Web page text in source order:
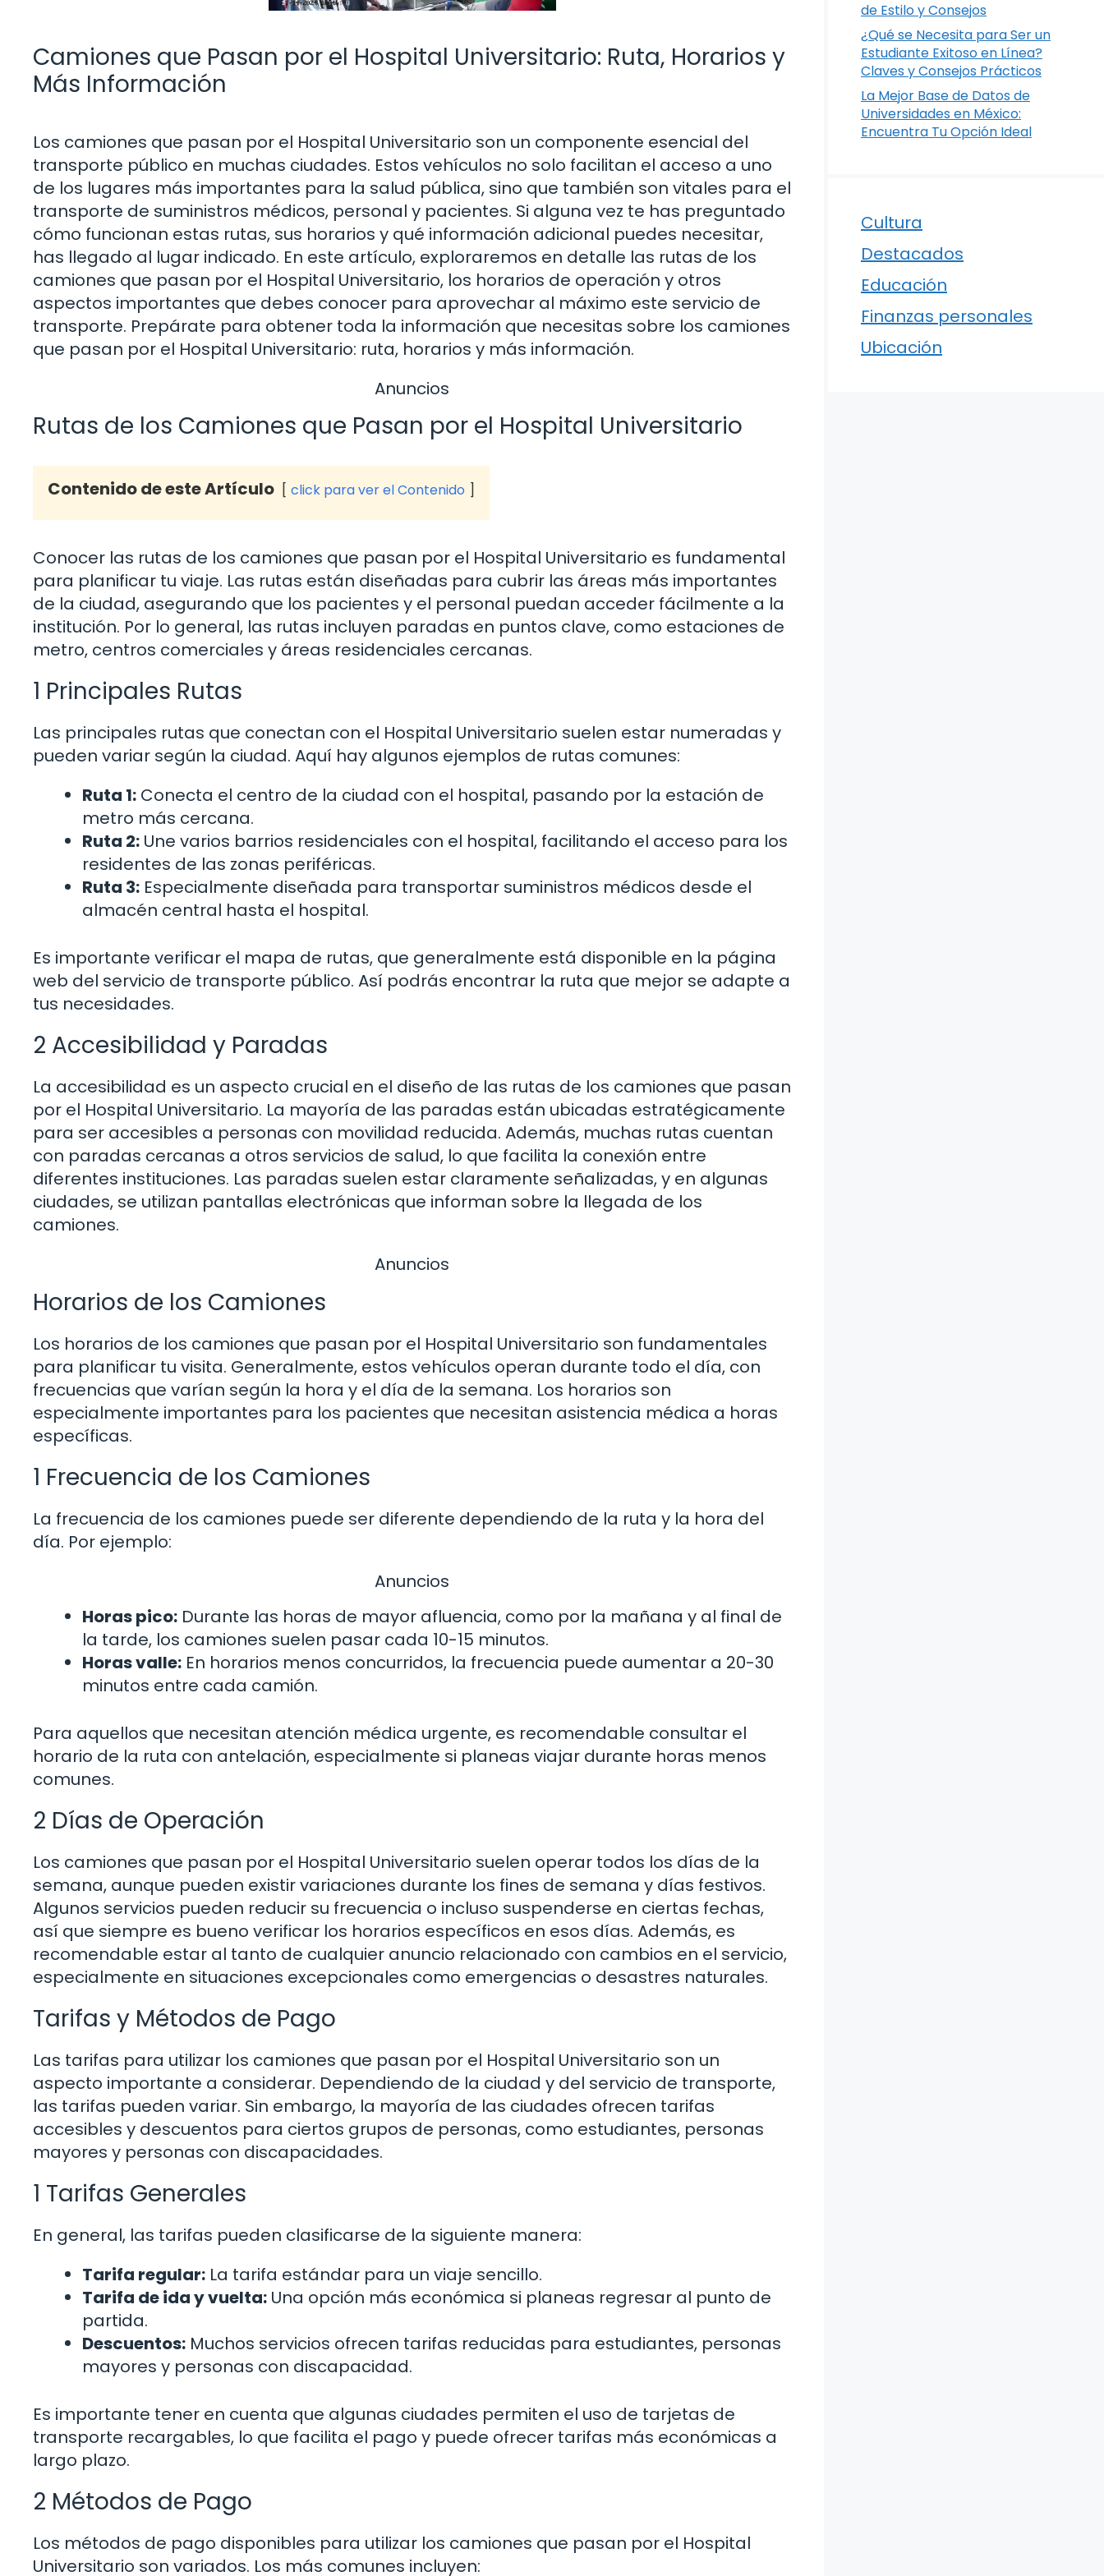
Camiones que Pasan por el Hospital Universitario: Ruta, Horarios y
Más Información
Los camiones que pasan por el Hospital Universitario son un componente esencial del
transporte público en muchas ciudades. Estos vehículos no solo facilitan el acceso a uno
de los lugares más importantes para la salud pública, sino que también son vitales para el
transporte de suministros médicos, personal y pacientes. Si alguna vez te has preguntado
cómo funcionan estas rutas, sus horarios y qué información adicional puedes necesitar,
has llegado al lugar indicado. En este artículo, exploraremos en detalle las rutas de los
camiones que pasan por el Hospital Universitario, los horarios de operación y otros
aspectos importantes que debes conocer para aprovechar al máximo este servicio de
transporte. Prepárate para obtener toda la información que necesitas sobre los camiones
que pasan por el Hospital Universitario: ruta, horarios y más información.
Anuncios
Rutas de los Camiones que Pasan por el Hospital Universitario
Contenido de este Artículo click para ver el Contenido
Conocer las rutas de los camiones que pasan por el Hospital Universitario es fundamental
para planificar tu viaje. Las rutas están diseñadas para cubrir las áreas más importantes
de la ciudad, asegurando que los pacientes y el personal puedan acceder fácilmente a la
institución. Por lo general, las rutas incluyen paradas en puntos clave, como estaciones de
metro, centros comerciales y áreas residenciales cercanas.
1 Principales Rutas
Las principales rutas que conectan con el Hospital Universitario suelen estar numeradas y
pueden variar según la ciudad. Aquí hay algunos ejemplos de rutas comunes:
Ruta 1: Conecta el centro de la ciudad con el hospital, pasando por la estación de
metro más cercana.
Ruta 2: Une varios barrios residenciales con el hospital, facilitando el acceso para los
residentes de las zonas periféricas.
Ruta 3: Especialmente diseñada para transportar suministros médicos desde el
almacén central hasta el hospital.
Es importante verificar el mapa de rutas, que generalmente está disponible en la página
web del servicio de transporte público. Así podrás encontrar la ruta que mejor se adapte a
tus necesidades.
2 Accesibilidad y Paradas
La accesibilidad es un aspecto crucial en el diseño de las rutas de los camiones que pasan
por el Hospital Universitario. La mayoría de las paradas están ubicadas estratégicamente
para ser accesibles a personas con movilidad reducida. Además, muchas rutas cuentan
con paradas cercanas a otros servicios de salud, lo que facilita la conexión entre
diferentes instituciones. Las paradas suelen estar claramente señalizadas, y en algunas
ciudades, se utilizan pantallas electrónicas que informan sobre la llegada de los
camiones.
Anuncios
Horarios de los Camiones
Los horarios de los camiones que pasan por el Hospital Universitario son fundamentales
para planificar tu visita. Generalmente, estos vehículos operan durante todo el día, con
frecuencias que varían según la hora y el día de la semana. Los horarios son
especialmente importantes para los pacientes que necesitan asistencia médica a horas
específicas.
1 Frecuencia de los Camiones
La frecuencia de los camiones puede ser diferente dependiendo de la ruta y la hora del
día. Por ejemplo:
Anuncios
Horas pico: Durante las horas de mayor afluencia, como por la mañana y al final de
la tarde, los camiones suelen pasar cada 10-15 minutos.
Horas valle: En horarios menos concurridos, la frecuencia puede aumentar a 20-30
minutos entre cada camión.
Para aquellos que necesitan atención médica urgente, es recomendable consultar el
horario de la ruta con antelación, especialmente si planeas viajar durante horas menos
comunes.
2 Días de Operación
Los camiones que pasan por el Hospital Universitario suelen operar todos los días de la
semana, aunque pueden existir variaciones durante los fines de semana y días festivos.
Algunos servicios pueden reducir su frecuencia o incluso suspenderse en ciertas fechas,
así que siempre es bueno verificar los horarios específicos en esos días. Además, es
recomendable estar al tanto de cualquier anuncio relacionado con cambios en el servicio,
especialmente en situaciones excepcionales como emergencias o desastres naturales.
Tarifas y Métodos de Pago
Las tarifas para utilizar los camiones que pasan por el Hospital Universitario son un
aspecto importante a considerar. Dependiendo de la ciudad y del servicio de transporte,
las tarifas pueden variar. Sin embargo, la mayoría de las ciudades ofrecen tarifas
accesibles y descuentos para ciertos grupos de personas, como estudiantes, personas
mayores y personas con discapacidades.
1 Tarifas Generales
En general, las tarifas pueden clasificarse de la siguiente manera:
Tarifa regular: La tarifa estándar para un viaje sencillo.
Tarifa de ida y vuelta: Una opción más económica si planeas regresar al punto de
partida.
Descuentos: Muchos servicios ofrecen tarifas reducidas para estudiantes, personas
mayores y personas con discapacidad.
Es importante tener en cuenta que algunas ciudades permiten el uso de tarjetas de
transporte recargables, lo que facilita el pago y puede ofrecer tarifas más económicas a
largo plazo.
2 Métodos de Pago
Los métodos de pago disponibles para utilizar los camiones que pasan por el Hospital
Universitario son variados. Los más comunes incluyen:
de Estilo y Consejos
¿Qué se Necesita para Ser un
Estudiante Exitoso en Línea?
Claves y Consejos Prácticos
La Mejor Base de Datos de
Universidades en México:
Encuentra Tu Opción Ideal
Cultura
Destacados
Educación
Finanzas personales
Ubicación